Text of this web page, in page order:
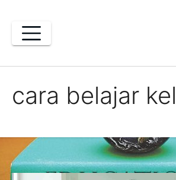
content
cara belajar